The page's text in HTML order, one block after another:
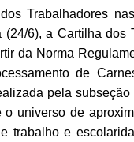
Trabalhadores
(24/6), a Cartilha
da Norma
de
pela
o universo de
trabalho e